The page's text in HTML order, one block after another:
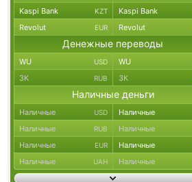
Kaspi Bank KZT Kaspi Bank
Revolut EUR Revolut
Денежные переводы
WU USD WU
ЗК RUB ЗК
Наличные деньги
Наличные USD Наличные
Наличные RUB Наличные
Наличные EUR Наличные
Наличные UAH Наличные